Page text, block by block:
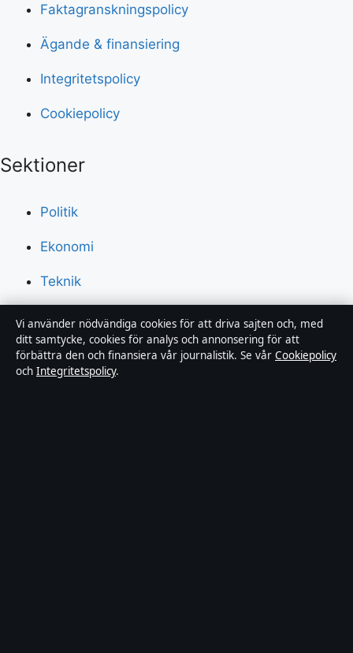
Faktagranskningspolicy
Ägande & finansiering
Integritetspolicy
Cookiepolicy
Sektioner
Politik
Ekonomi
Teknik
Världen
Sport
Vi använder nödvändiga cookies för att driva sajten och, med
ditt samtycke, cookies för analys och annonsering för att
förbättra den och finansiera vår journalistik. Se vår Cookiepolicy
och Integritetspolicy.